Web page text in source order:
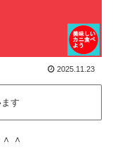
2025.11.23
す
＾